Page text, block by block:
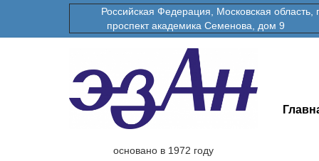
Российская Федерация, Московская область,
проспект академика Семенова, дом 9
основано в 1972 году